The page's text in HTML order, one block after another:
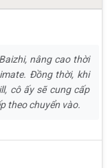
nâng cao thời
Đồng thời, khi
cô ấy sẽ cung cấp
theo chuyển vào.